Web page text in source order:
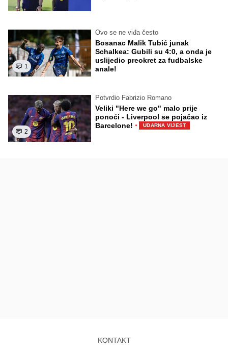
1
Ovo se ne viđa često
Bosanac Malik Tubić junak
Schalkea: Gubili su 4:0, a onda je
uslijedio preokret za fudbalske
anale!
2
Potvrdio Fabrizio Romano
Veliki "Here we go" malo prije
ponoći - Liverpool se pojačao iz
Barcelone! · UDARNA VIJEST
KONTAKT